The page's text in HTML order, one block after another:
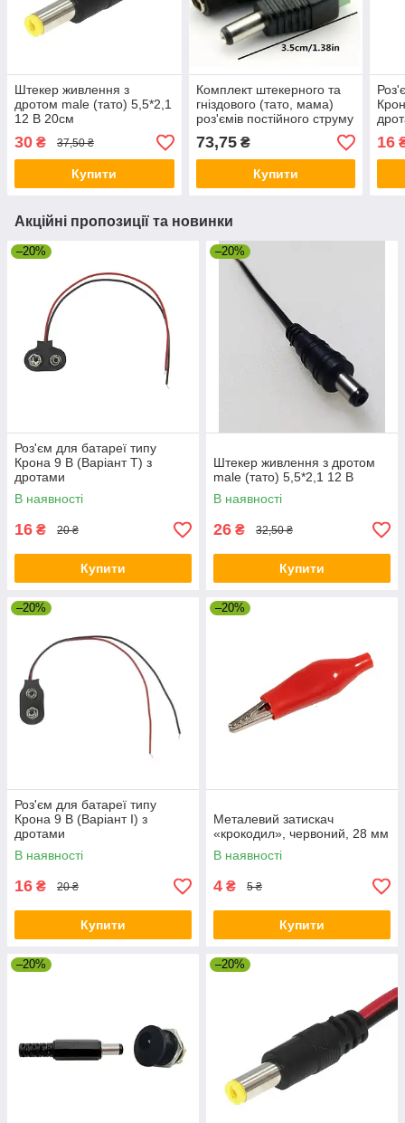
Штекер живлення з
дротом male (тато) 5,5*2,1
12 В 20см
30 ₴ 37,50 ₴
Купити
Комплект штекерного та
гніздового (тато, мама)
роз'ємів постійного струму
без паяння 5,5*2,1 мм під
гвинт.
73,75₴
Купити
16
Акційні пропозиції та новинки
–20%
Роз'єм для батареї типу
Крона 9 В (Варіант Т) з
дротами
В наявності
16 ₴ 20 ₴
Купити
–20%
Штекер живлення з дротом
male (тато) 5,5*2,1 12 В
В наявності
26 ₴ 32,50 ₴
Купити
–20%
Роз'єм для батареї типу
Крона 9 В (Варіант І) з
дротами
В наявності
16 ₴ 20 ₴
Купити
–20%
Металевий затискач
«крокодил», червоний, 28 мм
В наявності
4 ₴ 5 ₴
Купити
–20% –20%